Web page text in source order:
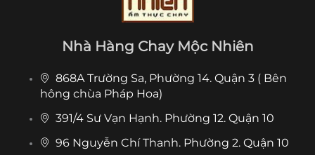
Nhà Hàng Chay Mộc Nhiên
868A Trường Sa, Phường 14. Quận 3 ( Bên
hông chùa Pháp Hoa)
391/4 Sư Vạn Hạnh. Phường 12. Quận 10
96 Nguyễn Chí Thanh. Phường 2. Quận 10